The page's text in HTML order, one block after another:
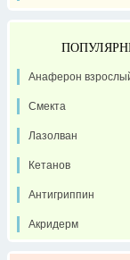
Анаферон
Смекта
Лазолван
Кетанов
Антигриппин
Акридерм